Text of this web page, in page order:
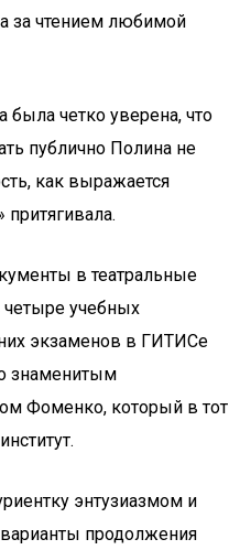
за чтением любимой
четко уверена, что
публично Полина не
как выражается
притягивала.
в театральные
учебных
экзаменов в ГИТИСе
знаменитым
Фоменко, который в тот
энтузиазмом и
продолжения